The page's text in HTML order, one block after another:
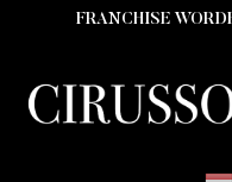
FRANCHISE